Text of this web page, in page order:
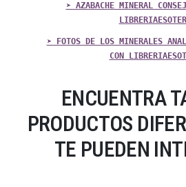
➤ AZABACHE MINERAL
➤ FOTOS DE LOS MINERALES
CON
ENCUENTRA
PRODUCTOS
TE PUEDEN